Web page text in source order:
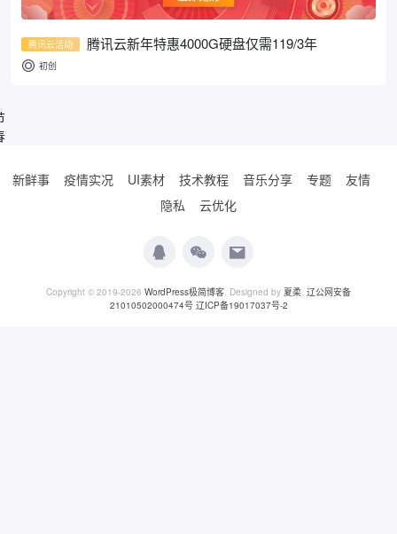
腾讯云活动 腾讯云新年特惠4000G硬盘仅需119/3年
初创
新鲜事 疫情实况 UI素材 技术教程 音乐分享 专题
友情
隐私
云优化
Copyright © 2019-2026 WordPress极简博客. Designed by 夏柔. 辽公网安备
21010502000474号 辽ICP备19017037号-2